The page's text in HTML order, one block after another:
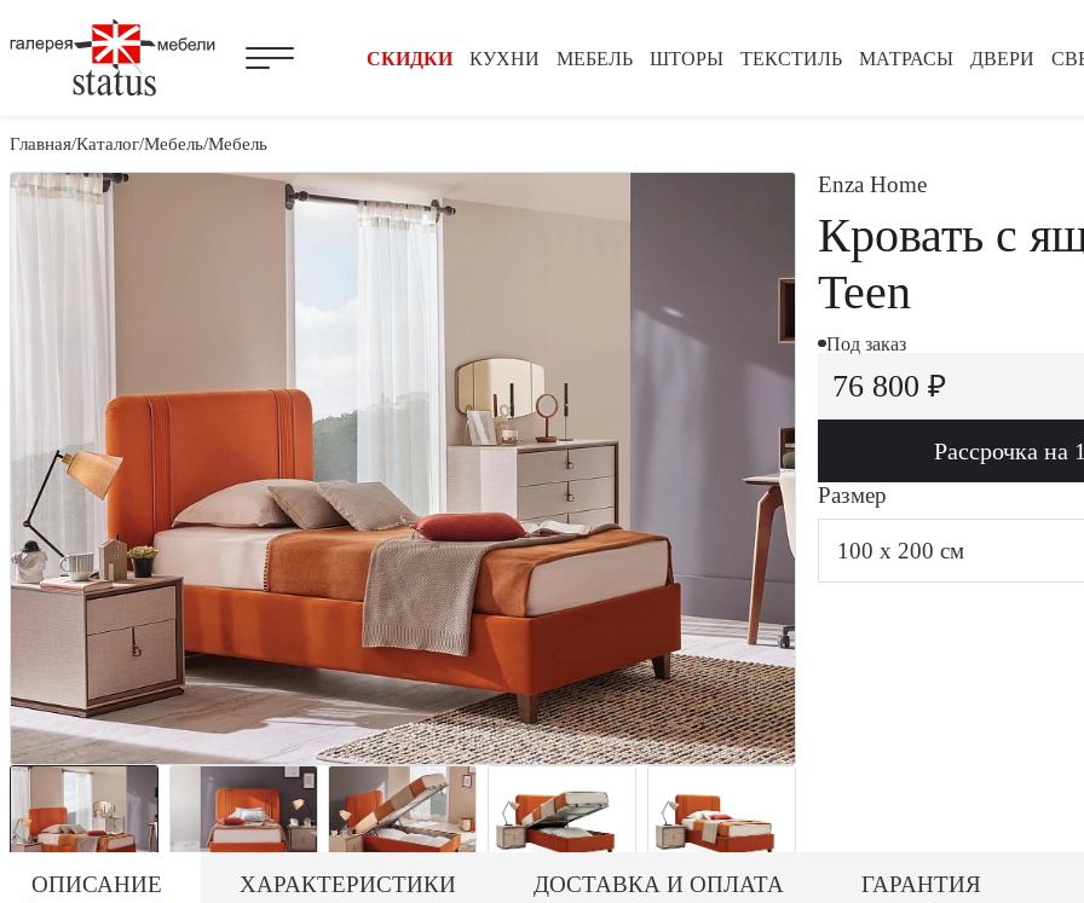
КУХНИ МЕБЕЛЬ ШТОРЫ ТЕКСТИЛЬ МАТРАСЫ ДВЕРИ
СКИДКИ
Главная Каталог Мебель Мебель
Enza Home
Кровать с
Teen
Под заказ
76 800 ₽
Рассрочка на
Размер
100 x 200 см
ОПИСАНИЕ ХАРАКТЕРИСТИКИ ДОСТАВКА И ОПЛАТА ГАРАНТИЯ